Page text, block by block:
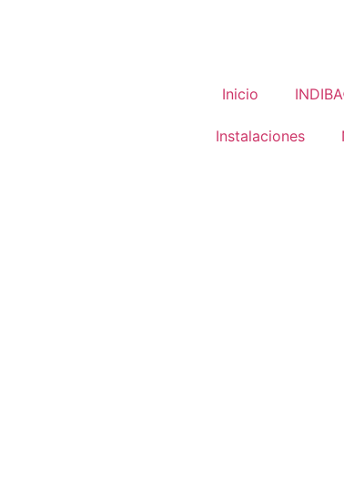
Inicio
Instalaciones